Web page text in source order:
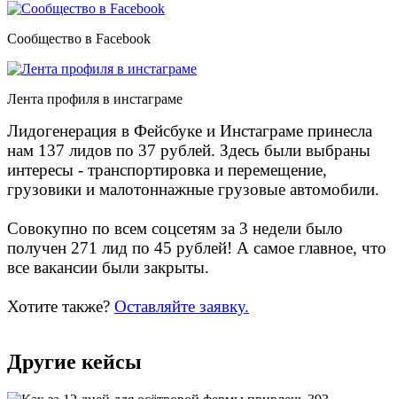
Сообщество в Facebook
Лента профиля в инстаграме
Лидогенерация в Фейсбуке и Инстаграме принесла
нам 137 лидов по 37 рублей. Здесь были выбраны
интересы - транспортировка и перемещение,
грузовики и малотоннажные грузовые автомобили.
Совокупно по всем соцсетям за 3 недели было
получен 271 лид по 45 рублей! А самое главное, что
все вакансии были закрыты.
Хотите также? Оставляйте заявку.
Другие кейсы